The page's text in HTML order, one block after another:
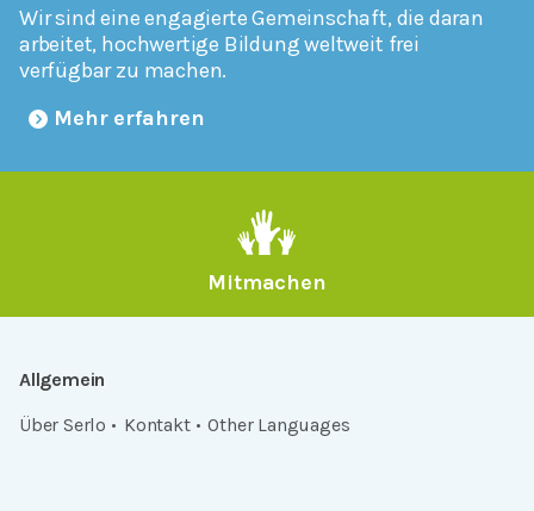
Wir sind eine engagierte Gemeinschaft, die daran
arbeitet, hochwertige Bildung weltweit frei
verfügbar zu machen.
Mehr erfahren
Mitmachen
Allgemein
Über Serlo
Kontakt Other Languages